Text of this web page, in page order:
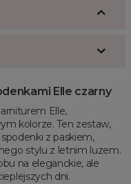
Elle czarny
Elle,
kolorze. Ten zestaw,
z paskiem,
stylu z letnim luzem.
na eleganckie, ale
dni.